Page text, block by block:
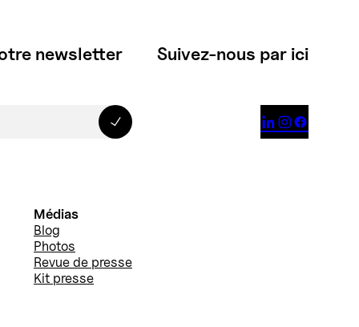
newsletter
Médias
Blog
Photos
Revue de presse
Kit presse
Suivez-nous par ici
  